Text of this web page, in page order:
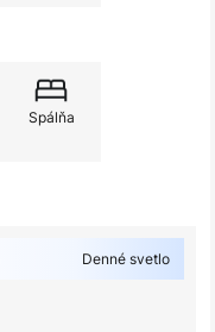
Spálňa
Denné svetlo